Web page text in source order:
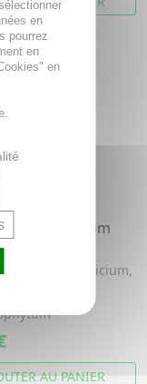
Ergyphytum
ortie, Silicium,
AU PANIER
en
pourrez
en
en